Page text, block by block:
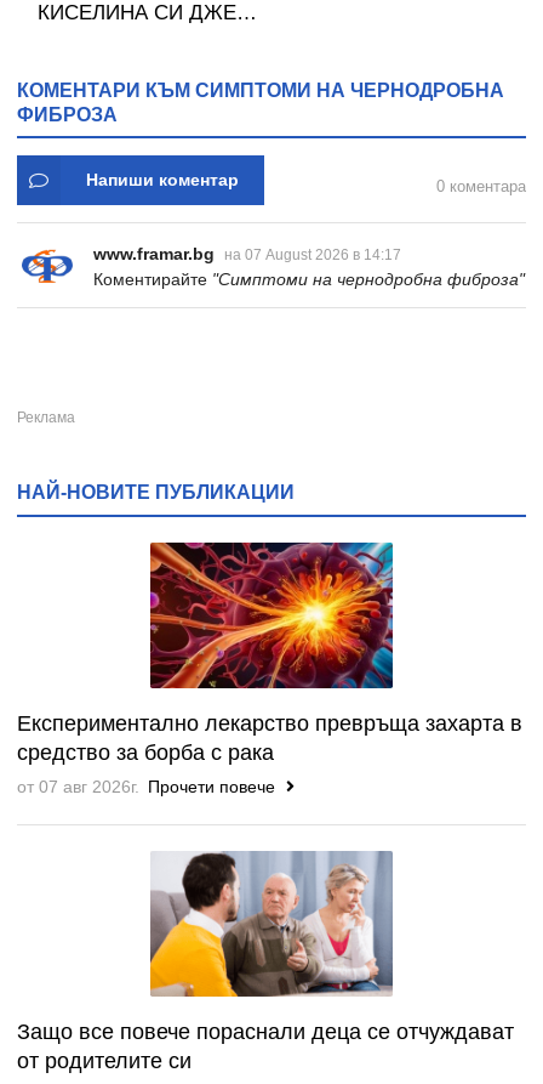
КИСЕЛИНА СИ ДЖЕЛИ
КОМЕНТАРИ КЪМ СИМПТОМИ НА ЧЕРНОДРОБНА
ФИБРОЗА
Напиши коментар 0 коментара
www.framar.bg на 07 August 2026 в 14:17
Коментирайте "Симптоми на чернодробна фиброза"
НАЙ-НОВИТЕ ПУБЛИКАЦИИ
Експериментално лекарство превръща захарта в
средство за борба с рака
от 07 авг 2026г. Прочети повече
Защо все повече пораснали деца се отчуждават
от родителите си